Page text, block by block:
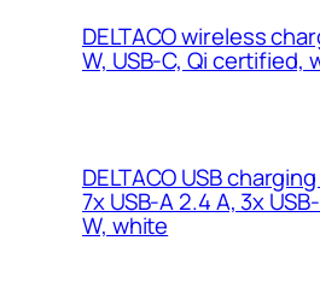
DELTACO wireless
W, USB-C, Qi certified,
DELTACO USB
7x USB-A 2.4 A, 3x
W, white